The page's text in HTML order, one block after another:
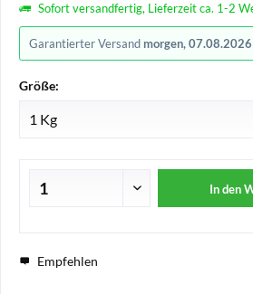
Sofort versandfertig, Lieferzeit ca. 1-2
Garantierter Versand morgen, 07.08.2026
Größe:
In den
Empfehlen